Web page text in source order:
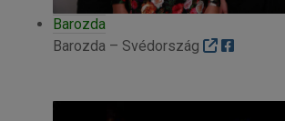
Barozda
Barozda – Svédország